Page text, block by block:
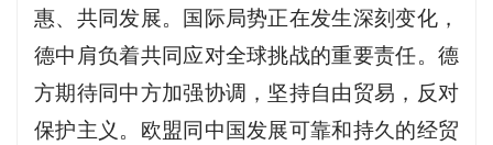
惠、共同发展。国际局势正在发生深刻变化，
德中肩负着共同应对全球挑战的重要责任。德
方期待同中方加强协调，坚持自由贸易，反对
保护主义。欧盟同中国发展可靠和持久的经贸